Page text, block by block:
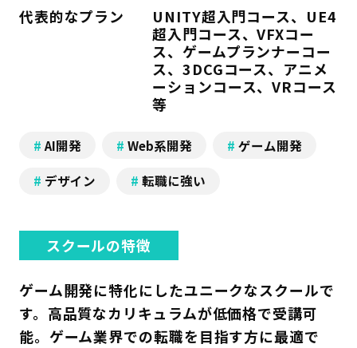
代表的なプラン
UNITY超入門コース、UE4
超入門コース、VFXコー
ス、ゲームプランナーコー
ス、3DCGコース、アニメ
ーションコース、VRコース
等
AI開発 Web系開発 ゲーム開発
デザイン 転職に強い
スクールの特徴
ゲーム開発に特化にしたユニークなスクールで
す。高品質なカリキュラムが低価格で受講可
能。ゲーム業界での転職を目指す方に最適で